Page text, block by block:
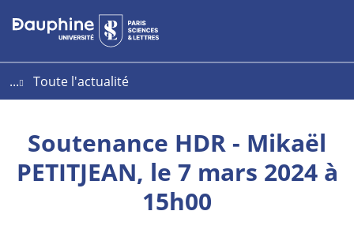
Aller
au
Aller
au
Plan
du
...
Toute l'actualité
Soutenance HDR - Mikaël
PETITJEAN, le 7 mars 2024 à
15h00